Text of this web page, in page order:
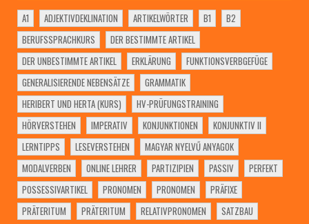
A1 ADJEKTIVDEKLINATION ARTIKELWÖRTER B1
B2
BERUFSSPRACHKURS
DER BESTIMMTE ARTIKEL
DER UNBESTIMMTE ARTIKEL
ERKLÄRUNG
FUNKTIONSVERBGEFÜGE
GENERALISIERENDE NEBENSÄTZE
GRAMMATIK
HERIBERT UND HERTA (KURS)
HV-PRÜFUNGSTRAINING
HÖRVERSTEHEN
IMPERATIV KONJUNKTIONEN
KONJUNKTIV II
LERNTIPPS
LESEVERSTEHEN
MAGYAR NYELVŰ ANYAGOK
MODALVERBEN
ONLINE LEHRER PARTIZIPIEN PASSIV
PERFEKT
POSSESSIVARTIKEL
PRONOMEN PRONOMEN
PRÄFIXE
PRÄTERITUM
PRÄTERITUM RELATIVPRONOMEN
SATZBAU